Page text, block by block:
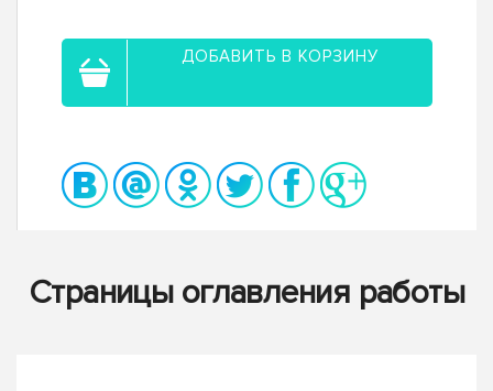
ДОБАВИТЬ В КОРЗИНУ
Страницы оглавления работы